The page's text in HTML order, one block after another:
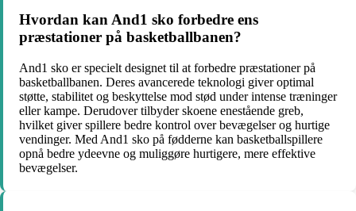
Hvordan kan And1 sko forbedre ens
præstationer på basketballbanen?
And1 sko er specielt designet til at forbedre præstationer på
basketballbanen. Deres avancerede teknologi giver optimal
støtte, stabilitet og beskyttelse mod stød under intense træninger
eller kampe. Derudover tilbyder skoene enestående greb,
hvilket giver spillere bedre kontrol over bevægelser og hurtige
vendinger. Med And1 sko på fødderne kan basketballspillere
opnå bedre ydeevne og muliggøre hurtigere, mere effektive
bevægelser.